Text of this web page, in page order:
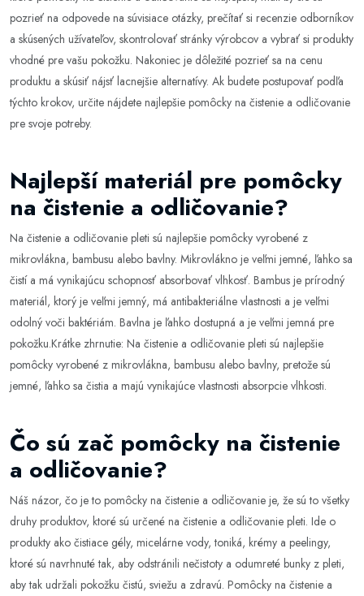
pozrieť na odpovede na súvisiace otázky, prečítať si recenzie odborníkov
a skúsených užívateľov, skontrolovať stránky výrobcov a vybrať si produkty
vhodné pre vašu pokožku. Nakoniec je dôležité pozrieť sa na cenu
produktu a skúsiť nájsť lacnejšie alternatívy. Ak budete postupovať podľa
týchto krokov, určite nájdete najlepšie pomôcky na čistenie a odličovanie
pre svoje potreby.
Najlepší materiál pre pomôcky
na čistenie a odličovanie?
Na čistenie a odličovanie pleti sú najlepšie pomôcky vyrobené z
mikrovlákna, bambusu alebo bavlny. Mikrovlákno je veľmi jemné, ľahko sa
čistí a má vynikajúcu schopnosť absorbovať vlhkosť. Bambus je prírodný
materiál, ktorý je veľmi jemný, má antibakteriálne vlastnosti a je veľmi
odolný voči baktériám. Bavlna je ľahko dostupná a je veľmi jemná pre
pokožku.Krátke zhrnutie: Na čistenie a odličovanie pleti sú najlepšie
pomôcky vyrobené z mikrovlákna, bambusu alebo bavlny, pretože sú
jemné, ľahko sa čistia a majú vynikajúce vlastnosti absorpcie vlhkosti.
Čo sú zač pomôcky na čistenie
a odličovanie?
Náš názor, čo je to pomôcky na čistenie a odličovanie je, že sú to všetky
druhy produktov, ktoré sú určené na čistenie a odličovanie pleti. Ide o
produkty ako čistiace gély, micelárne vody, toniká, krémy a peelingy,
ktoré sú navrhnuté tak, aby odstránili nečistoty a odumreté bunky z pleti,
aby tak udržali pokožku čistú, sviežu a zdravú. Pomôcky na čistenie a